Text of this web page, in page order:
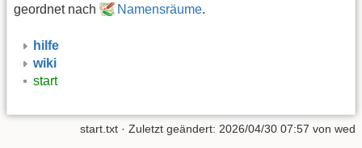
geordnet nach
Namensräume.
hilfe
wiki
start
start.txt · Zuletzt geändert: 2026/04/30 07:57 von wed